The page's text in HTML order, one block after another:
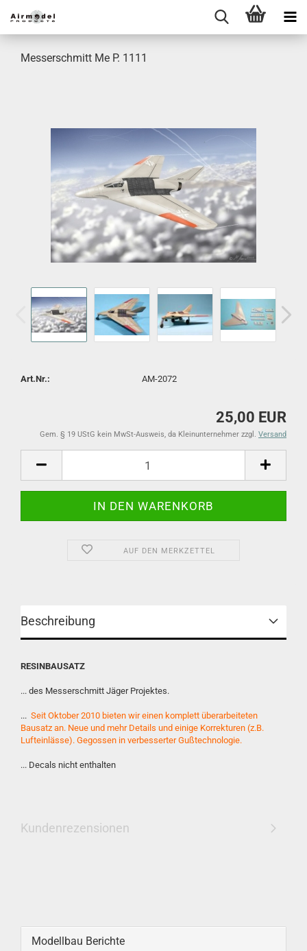
Messerschmitt Me P. 1111
Art.Nr.: AM-2072
25,00 EUR
Gem. § 19 UStG kein MwSt-Ausweis, da Kleinunternehmer zzgl. Versand
AUF DEN MERKZETTEL
Beschreibung
RESINBAUSATZ
... des Messerschmitt Jäger Projektes.
... Seit Oktober 2010 bieten wir einen komplett überarbeiteten
Bausatz an. Neue und mehr Details und einige Korrekturen (z.B.
Lufteinlässe). Gegossen in verbesserter Gußtechnologie.
... Decals nicht enthalten
Kundenrezensionen
Modellbau Berichte